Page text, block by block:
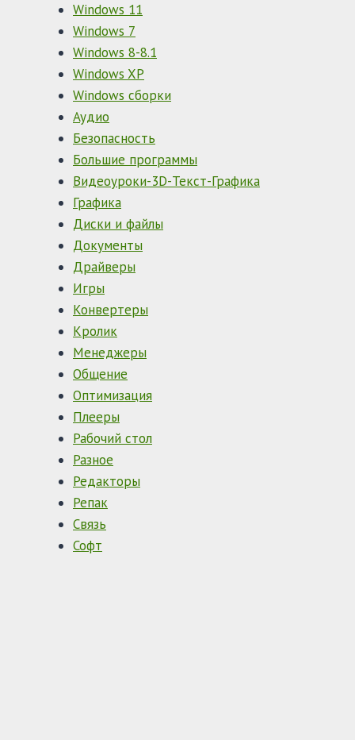
Windows 11
Windows 7
Windows 8-8.1
Windows XP
Windows сборки
Аудио
Безопасность
Большие программы
Видеоуроки-3D-Текст-Графика
Графика
Диски и файлы
Документы
Драйверы
Игры
Конвертеры
Кролик
Менеджеры
Общение
Оптимизация
Плееры
Рабочий стол
Разное
Редакторы
Репак
Связь
Софт